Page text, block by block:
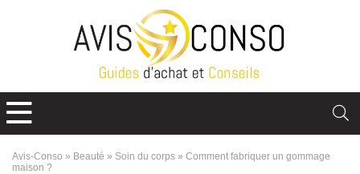
Avis-Conso » Beauté » Soin du corps » Comment fabriquer un gommage
maison ?